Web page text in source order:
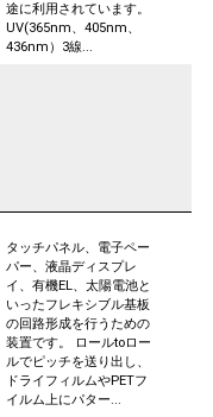
途に利用されています。
UV(365nm、405nm、
436nm）3線...
タッチパネル、電子ペー
パー、液晶ディスプレ
イ、有機EL、太陽電池と
いったフレキシブル基板
の回路形成を行うための
装置です。 ロールtoロー
ルでピッチを送り出し、
ドライフィルムやPETフ
イルム上にパター...